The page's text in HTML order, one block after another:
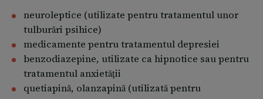
de epilepsie
dacă aveţi lupus eritematos sistemic (o boală rară)
dacă aveţi probleme ale funcţiei rinichilor,
medicul dumneavoastră va putea dori să vă
supravegheze concentraţia valproatului în sânge
sau să vă modifice doza
neuroleptice (utilizate pentru tratamentul unor
tulburări psihice)
medicamente pentru tratamentul depresiei
benzodiazepine, utilizate ca hipnotice sau pentru
tratamentul anxietăţii
quetiapină, olanzapină (utilizată pentru